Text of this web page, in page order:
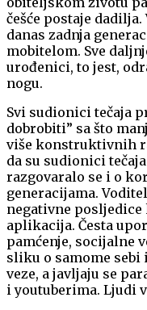
češće postaje
danas zadnja
mobitelom. Sve
urođenici, to jest,
nogu.
Svi sudionici tečaja
dobrobiti” sa što
više konstruktivnih
da su sudionici
razgovaralo se i o
generacijama.
negativne
aplikacija. Česta
pamćenje, socijalne
sliku o samome sebi
veze, a javljaju se
i youtuberima. Ljudi